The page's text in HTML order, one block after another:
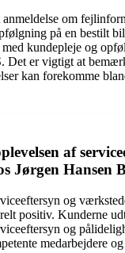
om
på en bestilt
kundepleje og
Det er vigtigt at
kan forekomme
af
Jørgen Hansen
og
positiv. Kunderne
og
medarbejdere